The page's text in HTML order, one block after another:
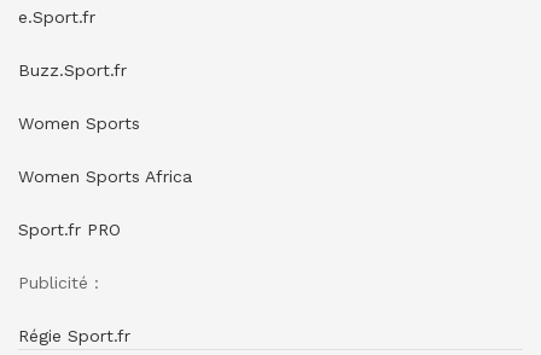
e.Sport.fr
Buzz.Sport.fr
Women Sports
Women Sports Africa
Sport.fr PRO
Publicité :
Régie Sport.fr